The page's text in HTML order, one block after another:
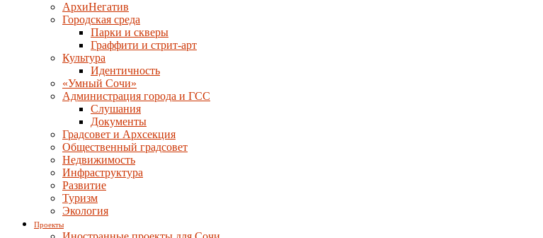
АрхиНегатив
Городская среда
Парки и скверы
Граффити и стрит-арт
Культура
Идентичность
«Умный Сочи»
Администрация города и ГСС
Слушания
Документы
Градсовет и Архсекция
Общественный градсовет
Недвижимость
Инфраструктура
Развитие
Туризм
Экология
Проекты